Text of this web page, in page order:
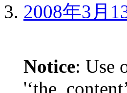
2008年3月
Notice: Use